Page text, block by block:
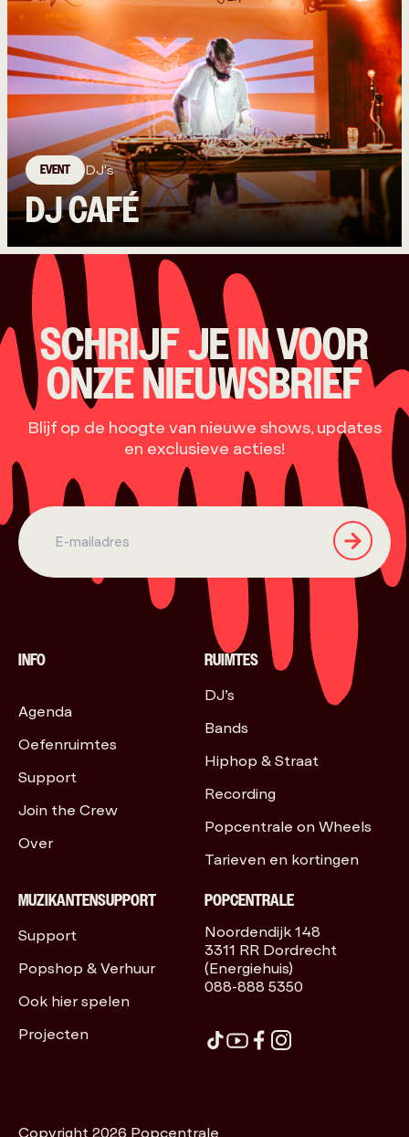
EVENT DJ's
DJ CAFÉ
SCHRIJF JE IN VOOR
ONZE NIEUWSBRIEF
Blijf op de hoogte van nieuwe shows, updates
en exclusieve acties!
INFO
Agenda
Oefenruimtes
Support
Join the Crew
Over
RUIMTES
DJ’s
Bands
Hiphop & Straat
Recording
Popcentrale on Wheels
Tarieven en kortingen
MUZIKANTENSUPPORT
Support
Popshop & Verhuur
Ook hier spelen
Projecten
POPCENTRALE
Noordendijk 148
3311 RR Dordrecht
(Energiehuis)
088-888 5350
Copyright 2026 Popcentrale